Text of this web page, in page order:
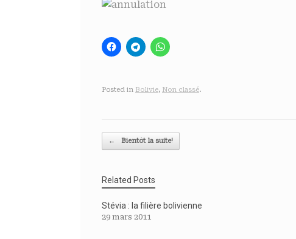
Posted in Bolivie, Non classé.
Post navigation
← Bientôt la suite!
Related Posts
Stévia : la filière bolivienne
29 mars 2011